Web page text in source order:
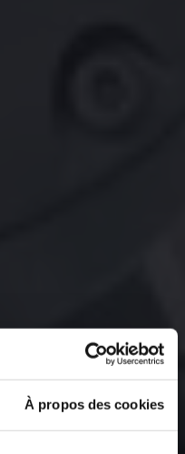
À propos des cookies